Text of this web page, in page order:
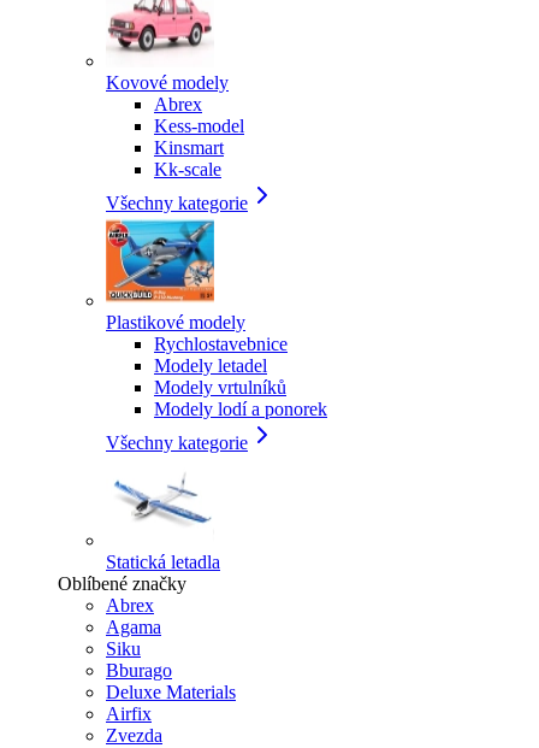
Kovové modely
Abrex
Kess-model
Kinsmart
Kk-scale
Všechny kategorie
Plastikové modely
Rychlostavebnice
Modely letadel
Modely vrtulníků
Modely lodí a ponorek
Všechny kategorie
Statická letadla
Oblíbené značky
Abrex
Agama
Siku
Bburago
Deluxe Materials
Airfix
Zvezda